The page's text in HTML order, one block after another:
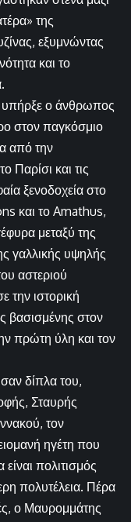
της
εξυμνώντας
και το
ο άνθρωπος
στον παγκόσμιο
από την
Παρίσι και τις
ξενοδοχεία στο
και το Amathus,
μεταξύ της
γαλλικής υψηλής
αστεριού
την ιστορική
βασισμένης στον
πρώτη ύλη και τον
δίπλα του,
Σταυρής
τον
ηγέτη που
πολιτισμός
πολυτέλεια. Πέρα
ο Μαυρομμάτης